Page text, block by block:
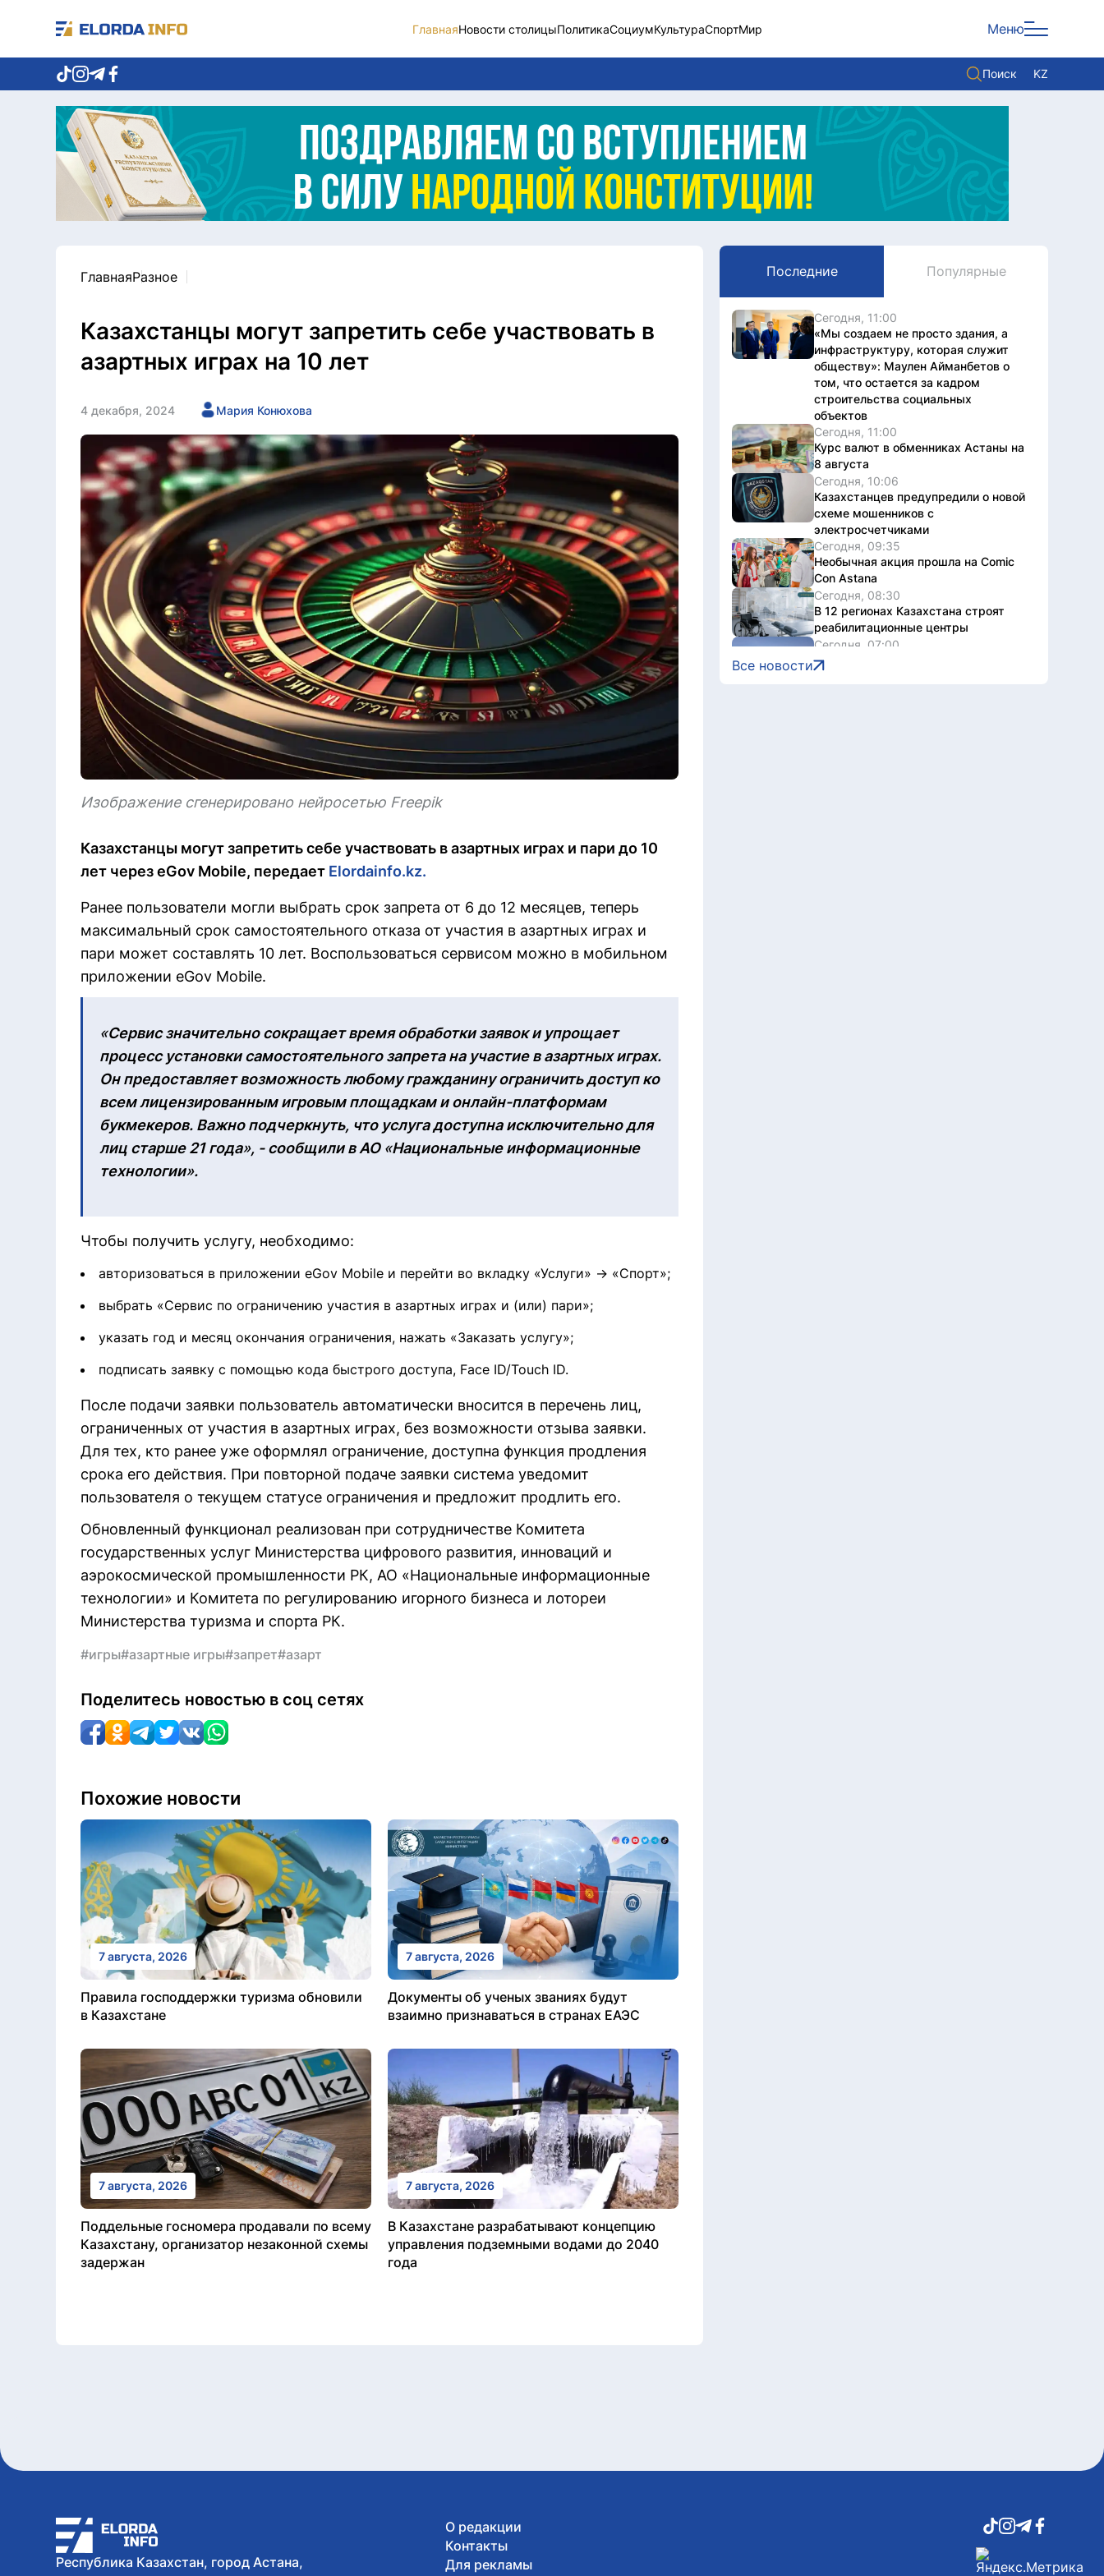
ГлавнаяНовости столицыПолитикаСоциумКультураСпортМир Меню
Поиск KZ
Новости столицы
Политика
Социум
Экономика
Спорт
Культура
Служба Комплаенс
Этический кодекс
Служу стране
ГлавнаяРазное
Казахстанцы могут запретить себе участвовать в
азартных играх на 10 лет
4 декабря, 2024 Мария Конюхова
Изображение сгенерировано нейросетью Freepik
Казахстанцы могут запретить себе участвовать в азартных играх и пари до 10
лет через eGov Mobile, передает Elordainfo.kz.
Ранее пользователи могли выбрать срок запрета от 6 до 12 месяцев, теперь
максимальный срок самостоятельного отказа от участия в азартных играх и
пари может составлять 10 лет. Воспользоваться сервисом можно в мобильном
приложении eGov Mobile.
«Сервис значительно сокращает время обработки заявок и упрощает
процесс установки самостоятельного запрета на участие в азартных играх.
Он предоставляет возможность любому гражданину ограничить доступ ко
всем лицензированным игровым площадкам и онлайн-платформам
букмекеров. Важно подчеркнуть, что услуга доступна исключительно для
лиц старше 21 года», - сообщили в АО «Национальные информационные
технологии».
Чтобы получить услугу, необходимо:
авторизоваться в приложении eGov Mobile и перейти во вкладку «Услуги» → «Спорт»;
выбрать «Сервис по ограничению участия в азартных играх и (или) пари»;
указать год и месяц окончания ограничения, нажать «Заказать услугу»;
подписать заявку с помощью кода быстрого доступа, Face ID/Touch ID.
После подачи заявки пользователь автоматически вносится в перечень лиц,
ограниченных от участия в азартных играх, без возможности отзыва заявки.
Для тех, кто ранее уже оформлял ограничение, доступна функция продления
срока его действия. При повторной подаче заявки система уведомит
пользователя о текущем статусе ограничения и предложит продлить его.
Обновленный функционал реализован при сотрудничестве Комитета
государственных услуг Министерства цифрового развития, инноваций и
аэрокосмической промышленности РК, АО «Национальные информационные
технологии» и Комитета по регулированию игорного бизнеса и лотореи
Министерства туризма и спорта РК.
#игры#азартные игры#запрет#азарт
Поделитесь новостью в соц сетях
Похожие новости
7 августа, 2026
Правила господдержки туризма обновили
в Казахстане
7 августа, 2026
Документы об ученых званиях будут
взаимно признаваться в странах ЕАЭС
7 августа, 2026
Поддельные госномера продавали по всему
Казахстану, организатор незаконной схемы
задержан
7 августа, 2026
В Казахстане разрабатывают концепцию
управления подземными водами до 2040
года
Последние Популярные
Сегодня, 11:00
«Мы создаем не просто здания, а
инфраструктуру, которая служит
обществу»: Маулен Айманбетов о
том, что остается за кадром
строительства социальных
объектов
Сегодня, 11:00
Курс валют в обменниках Астаны на
8 августа
Сегодня, 10:06
Казахстанцев предупредили о новой
схеме мошенников с
электросчетчиками
Сегодня, 09:35
Необычная акция прошла на Comic
Con Astana
Сегодня, 08:30
В 12 регионах Казахстана строят
реабилитационные центры
Сегодня, 07:00
Какой будет погода в Астане 8
Все новости
Республика Казахстан, город Астана,
О редакции
Контакты
Для рекламы